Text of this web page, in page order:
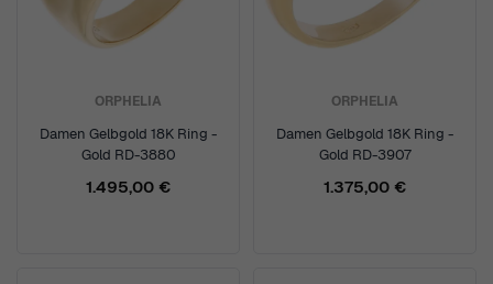
ORPHELIA
Damen Gelbgold 18K Ring -
Gold RD-3880
1.495,00 €
ORPHELIA
Damen Gelbgold 18K Ring -
Gold RD-3907
1.375,00 €